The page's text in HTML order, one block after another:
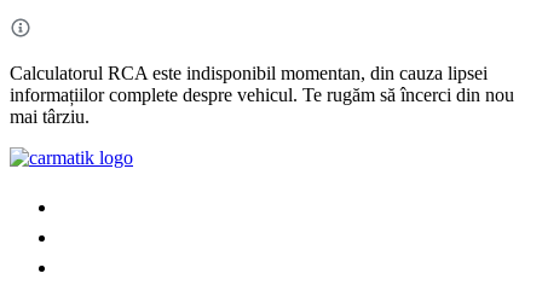
Calculatorul RCA este indisponibil momentan, din cauza lipsei
informațiilor complete despre vehicul. Te rugăm să încerci din nou
mai târziu.